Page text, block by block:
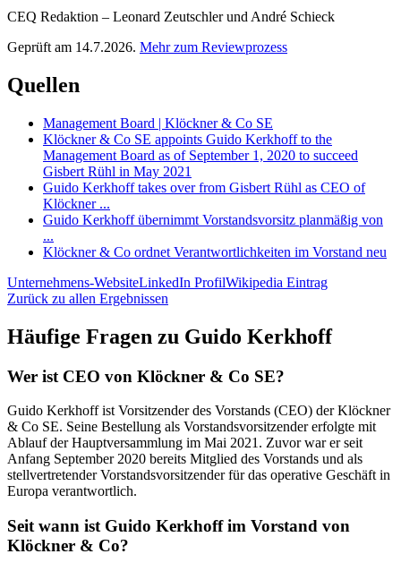
CEQ Redaktion – Leonard Zeutschler und André Schieck
Geprüft am 14.7.2026. Mehr zum Reviewprozess
Quellen
Management Board | Klöckner & Co SE
Klöckner & Co SE appoints Guido Kerkhoff to the
Management Board as of September 1, 2020 to succeed
Gisbert Rühl in May 2021
Guido Kerkhoff takes over from Gisbert Rühl as CEO of
Klöckner ...
Guido Kerkhoff übernimmt Vorstandsvorsitz planmäßig von
...
Klöckner & Co ordnet Verantwortlichkeiten im Vorstand neu
Unternehmens-WebsiteLinkedIn ProfilWikipedia Eintrag
Zurück zu allen Ergebnissen
Häufige Fragen zu Guido Kerkhoff
Wer ist CEO von Klöckner & Co SE?
Guido Kerkhoff ist Vorsitzender des Vorstands (CEO) der Klöckner
& Co SE. Seine Bestellung als Vorstandsvorsitzender erfolgte mit
Ablauf der Hauptversammlung im Mai 2021. Zuvor war er seit
Anfang September 2020 bereits Mitglied des Vorstands und als
stellvertretender Vorstandsvorsitzender für das operative Geschäft in
Europa verantwortlich.
Seit wann ist Guido Kerkhoff im Vorstand von
Klöckner & Co?